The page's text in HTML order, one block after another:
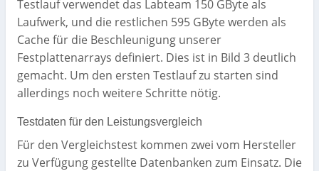
Testlauf verwendet das Labteam 150 GByte als
Laufwerk, und die restlichen 595 GByte werden als
Cache für die Beschleunigung unserer
Festplattenarrays definiert. Dies ist in Bild 3 deutlich
gemacht. Um den ersten Testlauf zu starten sind
allerdings noch weitere Schritte nötig.
Testdaten für den Leistungsvergleich
Für den Vergleichstest kommen zwei vom Hersteller
zu Verfügung gestellte Datenbanken zum Einsatz. Die